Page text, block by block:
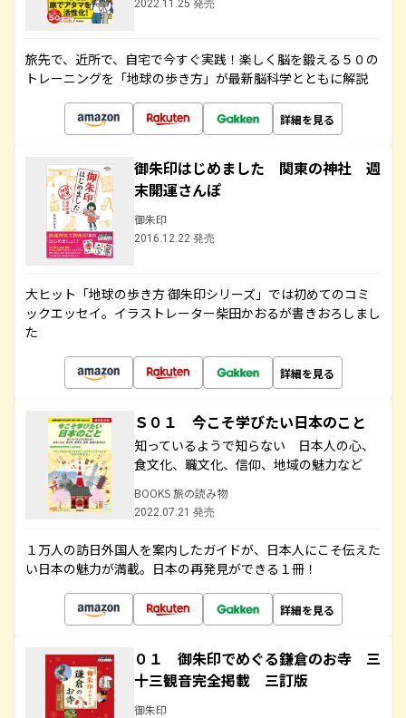
2022.11.25 発売
旅先で、近所で、自宅で今すぐ実践！楽しく脳を鍛える５０の
トレーニングを「地球の歩き方」が最新脳科学とともに解説
詳細を見る
御朱印はじめました 関東の神社 週
末開運さんぽ
御朱印
2016.12.22 発売
大ヒット「地球の歩き方 御朱印シリーズ」では初めてのコミ
ックエッセイ。イラストレーター柴田かおるが書きおろしまし
た
詳細を見る
Ｓ０１ 今こそ学びたい日本のこと
知っているようで知らない 日本人の心、
食文化、職文化、信仰、地域の魅力など
BOOKS 旅の読み物
2022.07.21 発売
１万人の訪日外国人を案内したガイドが、日本人にこそ伝えた
い日本の魅力が満載。日本の再発見ができる１冊！
詳細を見る
０１ 御朱印でめぐる鎌倉のお寺 三
十三観音完全掲載 三訂版
御朱印